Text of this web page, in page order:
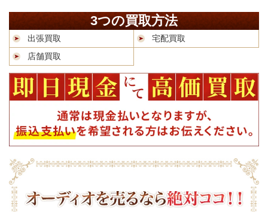
3つの買取方法
出張買取
宅配買取
店舗買取